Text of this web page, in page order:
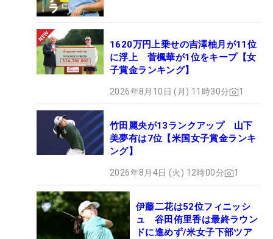
1620万円上乗せの吉澤柚月が11位
に浮上 菅楓華が1位をキープ【女
子賞金ランキング】
2026年8月10日 (月) 11時30分 1
竹田麗央が13ランクアップ 山下
美夢有は7位【米国女子賞金ランキ
ング】
2026年8月4日 (火) 12時00分 1
伊藤二花は52位フィニッシ
ュ 谷田侑里香は最終ラウン
ドに進めず/米女子下部ツア